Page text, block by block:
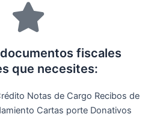
fiscales
que necesites:
Notas de Cargo Recibos de
Cartas porte Donativos